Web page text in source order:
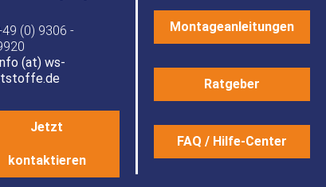
(0) 9306 -
(at) ws-
Jetzt
kontaktieren
Montageanleitungen
Ratgeber
FAQ / Hilfe-Center